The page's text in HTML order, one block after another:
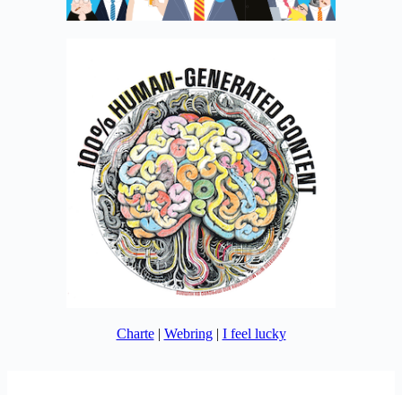
Charte| Webring| I feel lucky